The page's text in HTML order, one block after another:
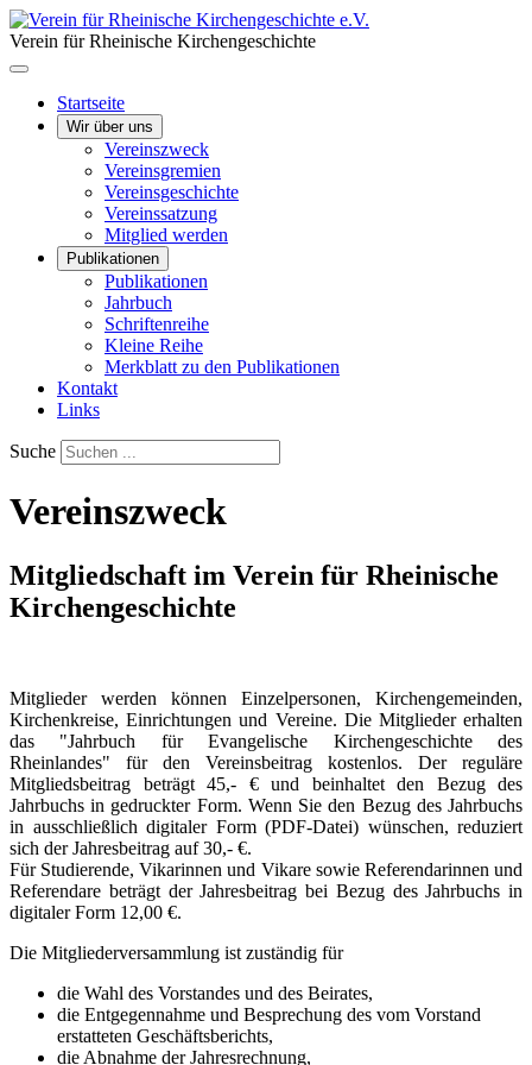
Verein für Rheinische Kirchengeschichte
Startseite
Wir über uns
Vereinszweck
Vereinsgremien
Vereinsgeschichte
Vereinssatzung
Mitglied werden
Publikationen
Publikationen
Jahrbuch
Schriftenreihe
Kleine Reihe
Merkblatt zu den Publikationen
Kontakt
Links
Suche
Vereinszweck
Mitgliedschaft im Verein für Rheinische
Kirchengeschichte
Mitglieder werden können Einzelpersonen, Kirchengemeinden,
Kirchenkreise, Einrichtungen und Vereine. Die Mitglieder erhalten
das "Jahrbuch für Evangelische Kirchengeschichte des
Rheinlandes" für den Vereinsbeitrag kostenlos. Der reguläre
Mitgliedsbeitrag beträgt 45,- € und beinhaltet den Bezug des
Jahrbuchs in gedruckter Form. Wenn Sie den Bezug des Jahrbuchs
in ausschließlich digitaler Form (PDF-Datei) wünschen, reduziert
sich der Jahresbeitrag auf 30,- €.
Für Studierende, Vikarinnen und Vikare sowie Referendarinnen und
Referendare beträgt der Jahresbeitrag bei Bezug des Jahrbuchs in
digitaler Form 12,00 €.
Die Mitgliederversammlung ist zuständig für
die Wahl des Vorstandes und des Beirates,
die Entgegennahme und Besprechung des vom Vorstand
erstatteten Geschäftsberichts,
die Abnahme der Jahresrechnung,